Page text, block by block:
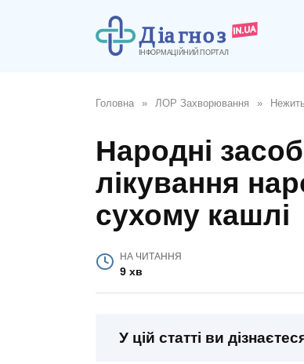
Головна » ЛОР Захворювання » Нежить
Народні
лікування
сухому кашлі
НА ЧИТАННЯ
9 хв
У цій статті ви